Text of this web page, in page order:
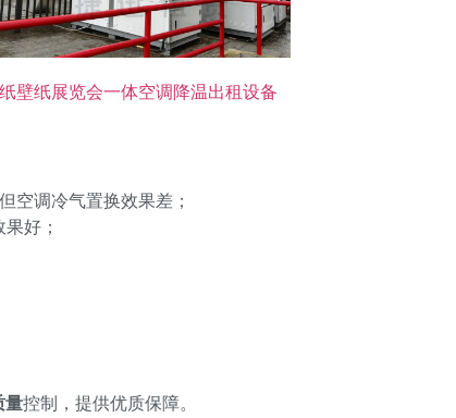
壁纸展览会一体空调降温出租设备
空调冷气置换效果差；
好；
量控制，提供优质保障。